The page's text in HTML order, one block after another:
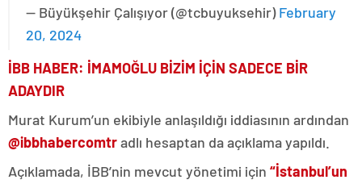
— Büyükşehir Çalışıyor (@tcbuyuksehir)February
20, 2024
İBB HABER: İMAMOĞLU BİZİM İÇİN SADECE BİR
ADAYDIR
Murat Kurum’un ekibiyle anlaşıldığı iddiasının ardından
@ibbhabercomtradlı hesaptan da açıklama yapıldı.
Açıklamada, İBB’nin mevcut yönetimi için “İstanbul’un